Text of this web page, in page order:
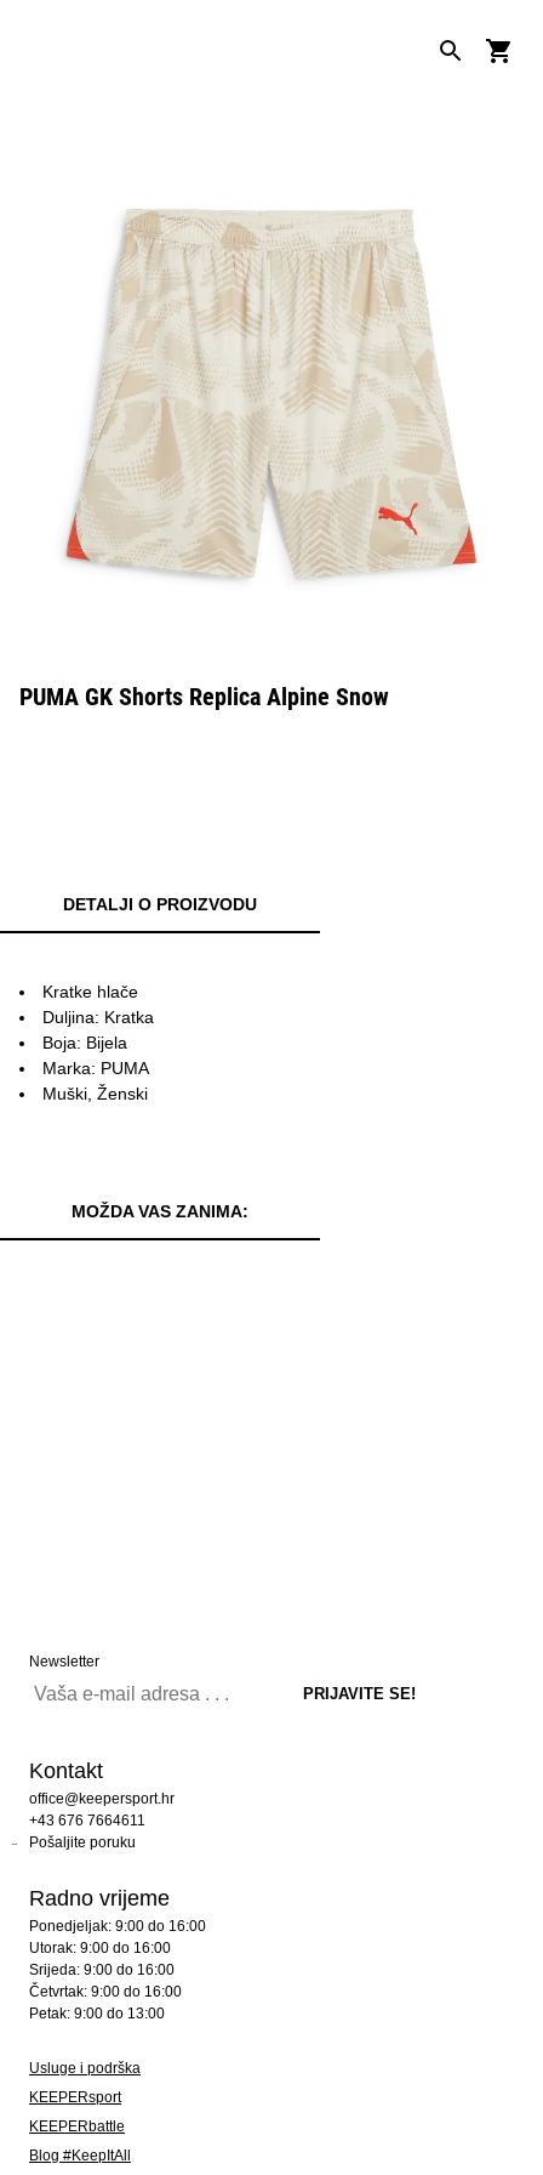
PUMA GK Shorts Replica Alpine Snow
DETALJI O PROIZVODU
Kratke hlače
Duljina: Kratka
Boja: Bijela
Marka: PUMA
Muški, Ženski
MOŽDA VAS ZANIMA:
Newsletter
Kontakt
office@keepersport.hr
+43 676 7664611
Pošaljite poruku
Radno vrijeme
Ponedjeljak: 9:00 do 16:00
Utorak: 9:00 do 16:00
Srijeda: 9:00 do 16:00
Četvrtak: 9:00 do 16:00
Petak: 9:00 do 13:00
Usluge i podrška
KEEPERsport
KEEPERbattle
Blog #KeepItAll